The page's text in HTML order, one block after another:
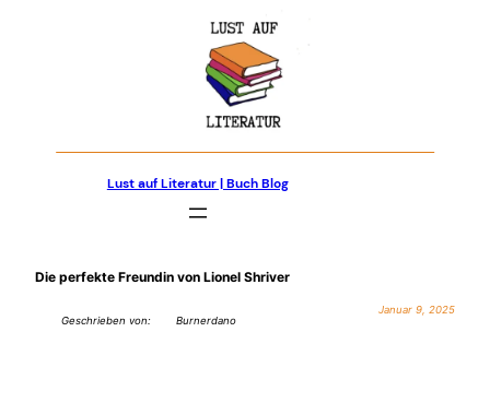
Lust auf Literatur | Buch Blog
Die perfekte Freundin von Lionel Shriver
Geschrieben von: Burnerdano
Januar 9, 2025